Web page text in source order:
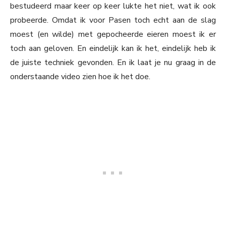
bestudeerd maar keer op keer lukte het niet, wat ik ook
probeerde. Omdat ik voor Pasen toch echt aan de slag
moest (en wilde) met gepocheerde eieren moest ik er
toch aan geloven. En eindelijk kan ik het, eindelijk heb ik
de juiste techniek gevonden. En ik laat je nu graag in de
onderstaande video zien hoe ik het doe.